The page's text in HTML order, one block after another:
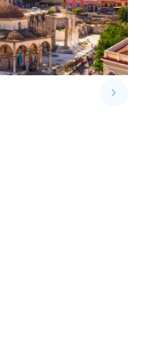
keyboard_arrow_right